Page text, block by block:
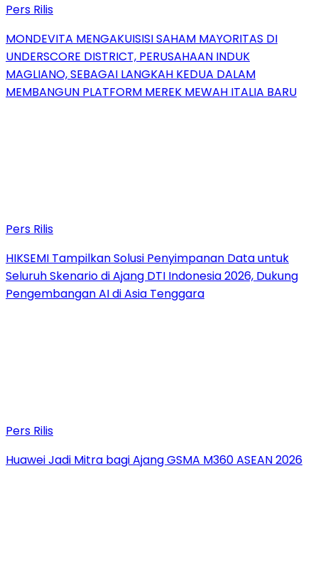
Pers Rilis
MONDEVITA MENGAKUISISI SAHAM MAYORITAS DI
UNDERSCORE DISTRICT, PERUSAHAAN INDUK
MAGLIANO, SEBAGAI LANGKAH KEDUA DALAM
MEMBANGUN PLATFORM MEREK MEWAH ITALIA BARU
Pers Rilis
HIKSEMI Tampilkan Solusi Penyimpanan Data untuk
Seluruh Skenario di Ajang DTI Indonesia 2026, Dukung
Pengembangan AI di Asia Tenggara
Pers Rilis
Huawei Jadi Mitra bagi Ajang GSMA M360 ASEAN 2026